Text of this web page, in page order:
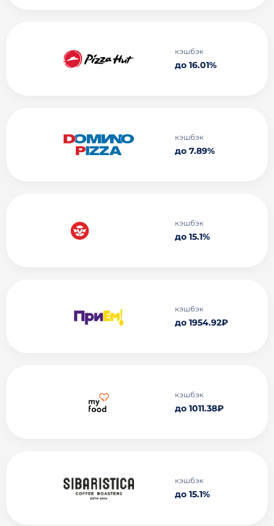
кэшбэк
до 16.01%
кэшбэк
до 7.89%
кэшбэк
до 15.1%
кэшбэк
до 1954.92₽
кэшбэк
до 1011.38₽
кэшбэк
до 15.1%